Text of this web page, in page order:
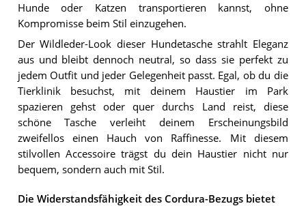
Hunde oder Katzen transportieren kannst, ohne
Kompromisse beim Stil einzugehen.
Der Wildleder-Look dieser Hundetasche strahlt Eleganz
aus und bleibt dennoch neutral, so dass sie perfekt zu
jedem Outfit und jeder Gelegenheit passt. Egal, ob du die
Tierklinik besuchst, mit deinem Haustier im Park
spazieren gehst oder quer durchs Land reist, diese
schöne Tasche verleiht deinem Erscheinungsbild
zweifellos einen Hauch von Raffinesse. Mit diesem
stilvollen Accessoire trägst du dein Haustier nicht nur
bequem, sondern auch mit Stil.
Die Widerstandsfähigkeit des Cordura-Bezugs bietet